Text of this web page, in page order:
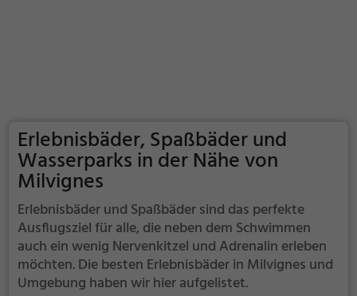
Erlebnisbäder, Spaßbäder und
Wasserparks in der Nähe von
Milvignes
Erlebnisbäder und Spaßbäder sind das perfekte
Ausflugsziel für alle, die neben dem Schwimmen
auch ein wenig Nervenkitzel und Adrenalin erleben
möchten. Die besten Erlebnisbäder in Milvignes und
Umgebung haben wir hier aufgelistet.